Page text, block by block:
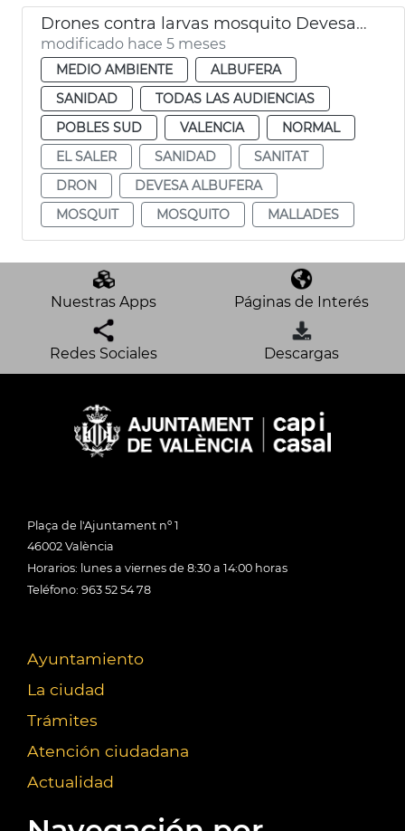
Drones contra larvas mosquito Devesa Albufera València
modificado hace 5 meses
MEDIO AMBIENTE
ALBUFERA
SANIDAD
TODAS LAS AUDIENCIAS
POBLES SUD
VALENCIA
NORMAL
EL SALER
SANIDAD
SANITAT
DRON
DEVESA ALBUFERA
MOSQUIT
MOSQUITO MALLADES
Nuestras Apps Páginas de Interés
Redes Sociales Descargas
Plaça de l'Ajuntament nº 1
46002 València
Horarios: lunes a viernes de 8:30 a 14:00 horas
Teléfono: 963 52 54 78
Ayuntamiento
La ciudad
Trámites
Atención ciudadana
Actualidad